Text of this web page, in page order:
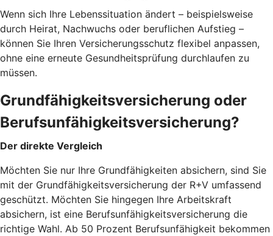
Wenn sich Ihre Lebenssituation ändert – beispielsweise
durch Heirat, Nachwuchs oder beruflichen Aufstieg –
können Sie Ihren Versicherungsschutz flexibel anpassen,
ohne eine erneute Gesundheitsprüfung durchlaufen zu
müssen.
Grundfähigkeitsversicherung oder
Berufsunfähigkeitsversicherung?
Der direkte Vergleich
Möchten Sie nur Ihre Grundfähigkeiten absichern, sind Sie
mit der Grundfähigkeitsversicherung der R+V umfassend
geschützt. Möchten Sie hingegen Ihre Arbeitskraft
absichern, ist eine Berufsunfähigkeitsversicherung die
richtige Wahl. Ab 50 Prozent Berufsunfähigkeit bekommen